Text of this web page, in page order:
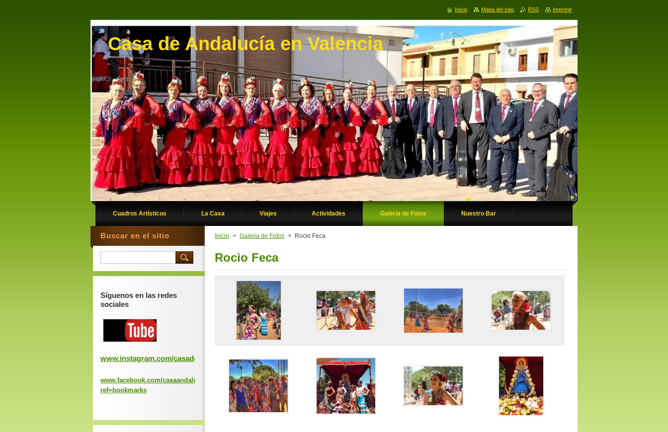
Casa de Andalucía en Valencia
Cuadros Artísticos La Casa Viajes Actividades Galeria de Fotos Nuestro Bar
Inicio > Galeria de Fotos > Rocio Feca
Rocio Feca
Buscar en el sitio
Síguenos en las redes
sociales
www.instagram.com/casadeandaluciadevalencia/
www.facebook.com/casaandaluciavalencia1950/?
ref=bookmarks
Inicio Mapa del sitio RSS Imprimir